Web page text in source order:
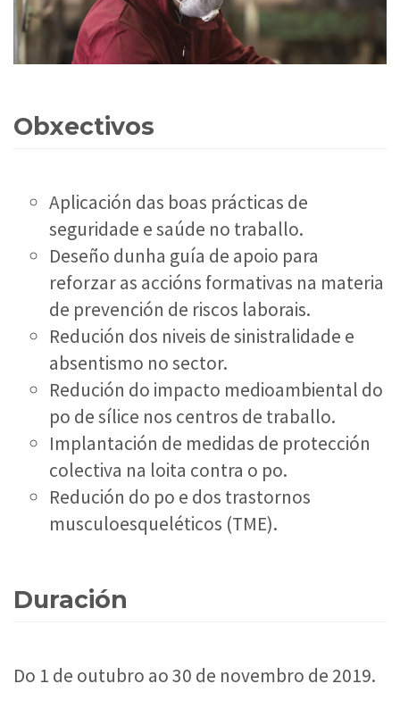
Obxectivos
Aplicación das boas prácticas de
seguridade e saúde no traballo.
Deseño dunha guía de apoio para
reforzar as accións formativas na materia
de prevención de riscos laborais.
Redución dos niveis de sinistralidade e
absentismo no sector.
Redución do impacto medioambiental do
po de sílice nos centros de traballo.
Implantación de medidas de protección
colectiva na loita contra o po.
Redución do po e dos trastornos
musculoesqueléticos (TME).
Duración
Do 1 de outubro ao 30 de novembro de 2019.